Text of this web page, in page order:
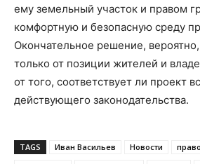
ему земельный участок и правом
комфортную и безопасную среду
Окончательное решение, вероятно,
только от позиции жителей и
от того, соответствует ли проект
действующего законодательства.
TAGS Иван Васильев Новости право